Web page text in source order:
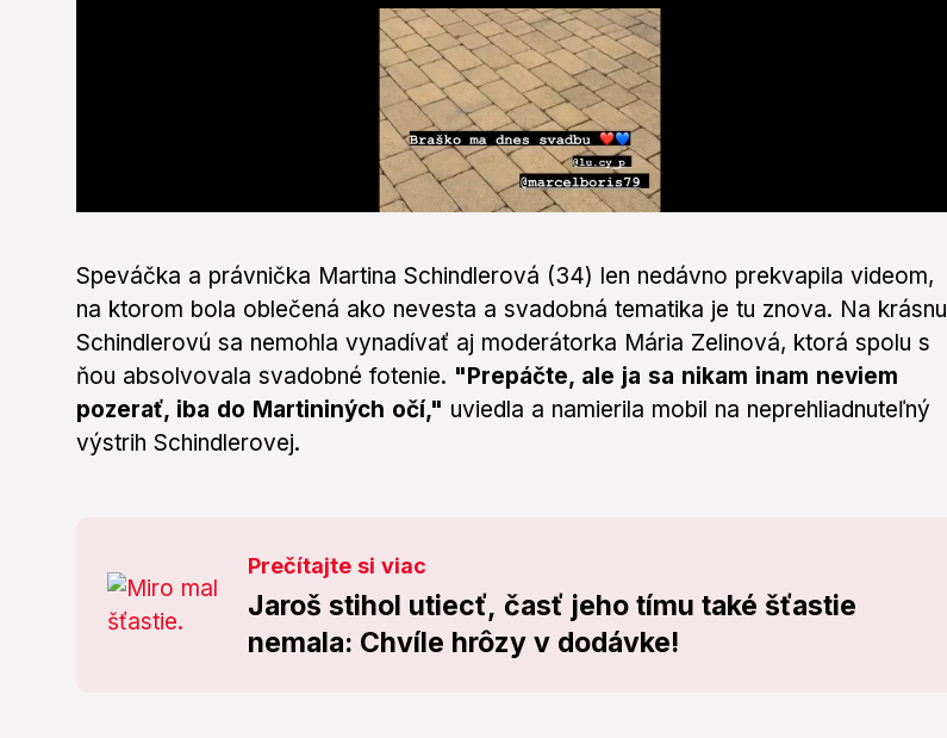
0
seconds
Volume
0%
Speváčka a právnička Martina Schindlerová (34) len nedávno prekvapila videom,
na ktorom bola oblečená ako nevesta a svadobná tematika je tu znova. Na krásnu
Schindlerovú sa nemohla vynadívať aj moderátorka Mária Zelinová, ktorá spolu s
ňou absolvovala svadobné fotenie. "Prepáčte, ale ja sa nikam inam neviem
pozerať, iba do Martininých očí," uviedla a namierila mobil na neprehliadnuteľný
výstrih Schindlerovej.
Prečítajte si viac
Jaroš stihol utiecť, časť jeho tímu také šťastie
nemala: Chvíle hrôzy v dodávke!